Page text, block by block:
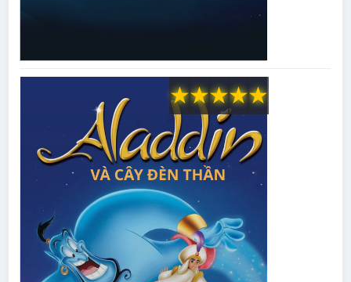
★
★
★
★
★